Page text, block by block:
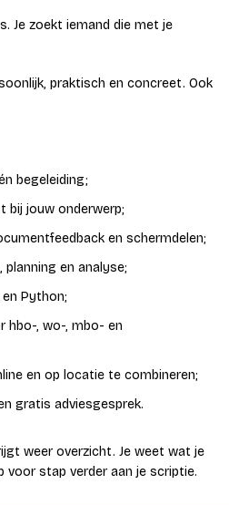
Je zoekt iemand die met je
praktisch en concreet. Ook
begeleiding;
bij jouw onderwerp;
en schermdelen;
planning en analyse;
en Python;
hbo-, wo-, mbo- en
en op locatie te combineren;
gratis adviesgesprek.
weer overzicht. Je weet wat je
voor stap verder aan je scriptie.